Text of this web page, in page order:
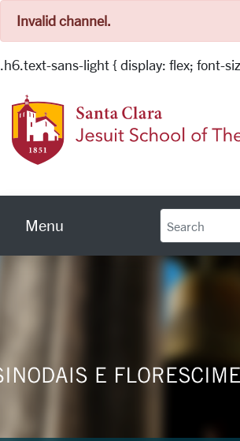
Invalid channel.
.h6.text-sans-light { display: flex; font-
Menu